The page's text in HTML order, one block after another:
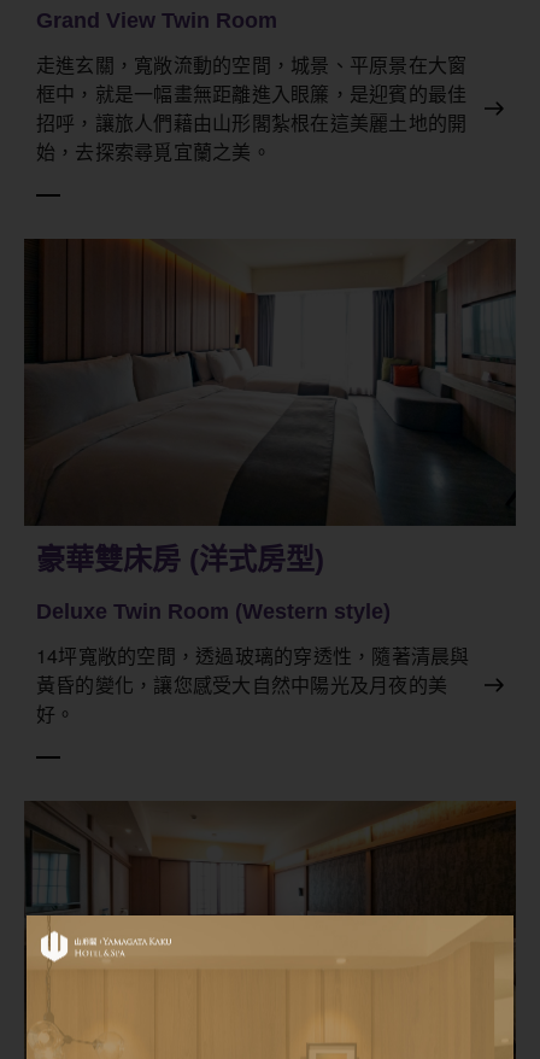
Grand View Twin Room
走進玄關，寬敞流動的空間，城景、平原景在大窗
框中，就是一幅畫無距離進入眼簾，是迎賓的最佳
招呼，讓旅人們藉由山形閣紮根在這美麗土地的開
始，去探索尋覓宜蘭之美。
豪華雙床房 (洋式房型)
Deluxe Twin Room (Western style)
14坪寬敞的空間，透過玻璃的穿透性，隨著清晨與
黃昏的變化，讓您感受大自然中陽光及月夜的美
好。